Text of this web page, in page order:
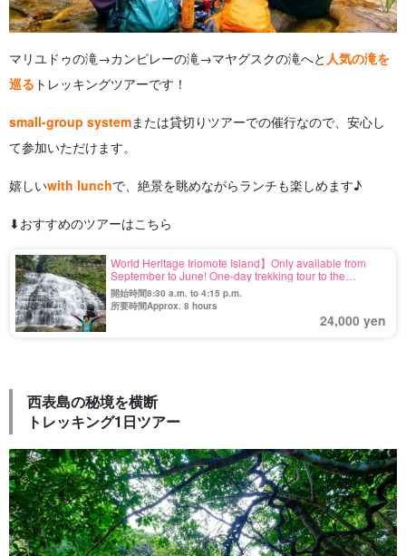
マリユドゥの滝→カンピレーの滝→マヤグスクの滝へと 人気の滝を
巡る トレッキングツアーです！
small-group systemまたは貸切りツアーでの催行なので、安心し
て参加いただけます。
嬉しいwith lunchで、絶景を眺めながらランチも楽しめます♪
⬇︎おすすめのツアーはこちら
World Heritage Iriomote Island】Only available from
September to June! One-day trekking tour to the
unexplored "Mayagusuku Falls" in Oku-Nishimote
《with happy lunch》 (No.116)
開始時間8:30 a.m. to 4:15 p.m.
所要時間Approx. 8 hours
24,000 yen
西表島の秘境を横断
トレッキング1日ツアー